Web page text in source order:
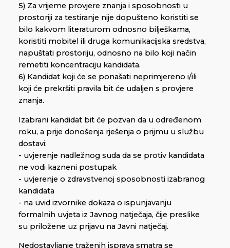
5) Za vrijeme provjere znanja i sposobnosti u
prostoriji za testiranje nije dopušteno koristiti se
bilo kakvom literaturom odnosno bilješkama,
koristiti mobitel ili druga komunikacijska sredstva,
napuštati prostoriju, odnosno na bilo koji način
remetiti koncentraciju kandidata.
6) Kandidat koji će se ponašati neprimjereno i/ili
koji će prekršiti pravila bit će udaljen s provjere
znanja.
Izabrani kandidat bit će pozvan da u određenom
roku, a prije donošenja rješenja o prijmu u službu
dostavi:
- uvjerenje nadležnog suda da se protiv kandidata
ne vodi kazneni postupak
- uvjerenje o zdravstvenoj sposobnosti izabranog
kandidata
- na uvid izvornike dokaza o ispunjavanju
formalnih uvjeta iz Javnog natječaja, čije preslike
su priložene uz prijavu na Javni natječaj.
Nedostavljanje traženih isprava smatra se